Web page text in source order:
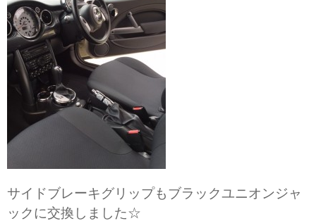
サイドブレーキグリップもブラックユニオンジャ
ックに交換しました☆